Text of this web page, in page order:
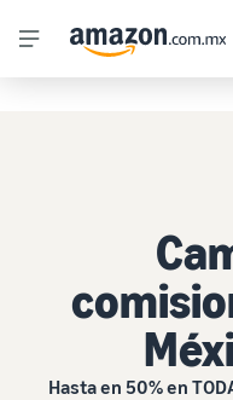
Hasta en 50% en